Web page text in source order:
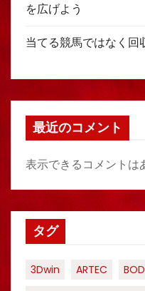
を広げよう
当てる競馬ではなく
最近のコメント
表示できるコメントは
タグ
3Dwin ARTEC